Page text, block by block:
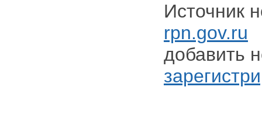
Источник
rpn.gov.ru
добавить